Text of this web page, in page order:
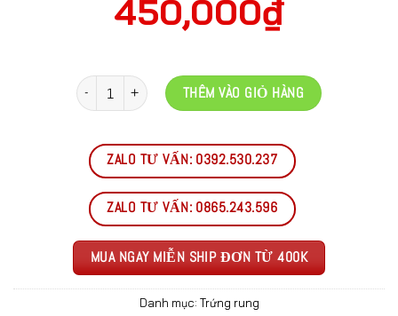
450,000₫
Số lượng THÊM VÀO GIỎ HÀNG
ZALO TƯ VẤN: 0392.530.237
ZALO TƯ VẤN: 0865.243.596
MUA NGAY MIỄN SHIP ĐƠN TỪ 400K
Danh mục: Trứng rung